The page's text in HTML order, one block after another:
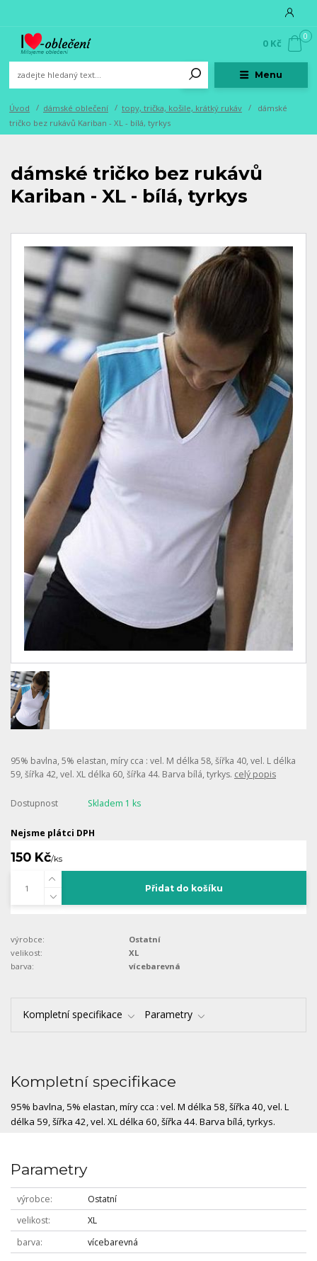
Menu
0
0 Kč
Úvod dámské oblečení topy, trička, košile, krátký rukáv
dámské
tričko bez rukávů Kariban - XL - bílá, tyrkys
dámské tričko bez rukávů
Kariban - XL - bílá, tyrkys
95% bavlna, 5% elastan, míry cca : vel. M délka 58, šířka 40, vel. L délka
59, šířka 42, vel. XL délka 60, šířka 44. Barva bílá, tyrkys. celý popis
Dostupnost Skladem 1 ks
Nejsme plátci DPH
150 Kč/ks
Přidat do košíku
výrobce:
Ostatní
velikost:
XL
barva:
vícebarevná
Kompletní specifikace Parametry
Kompletní specifikace
95% bavlna, 5% elastan, míry cca : vel. M délka 58, šířka 40, vel. L
délka 59, šířka 42, vel. XL délka 60, šířka 44. Barva bílá, tyrkys.
Parametry
výrobce
Ostatní
velikost
XL
barva
vícebarevná